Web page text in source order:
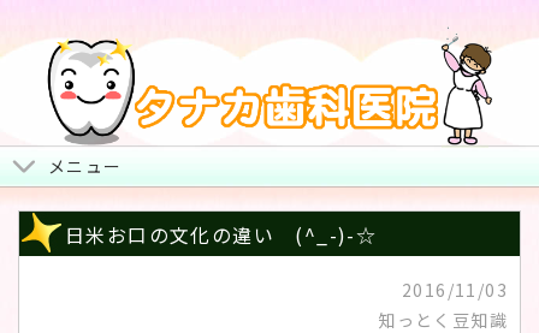
メニュー
トップページ
日米お口の文化の違い (^_-)-☆
2016/11/03
知っとく豆知識